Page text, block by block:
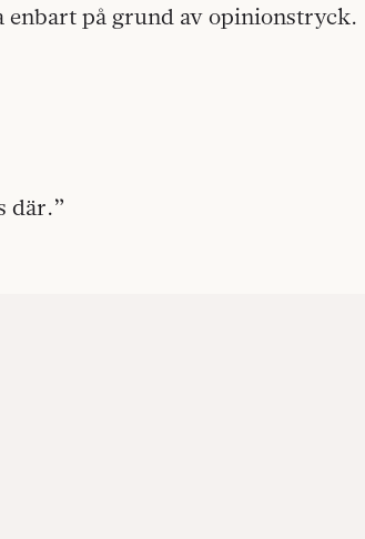
enbart på grund av opinionstryck.
där.”